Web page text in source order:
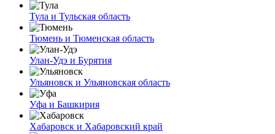
Тула и Тульская область
Тюмень и Тюменская область
Улан-Удэ и Бурятия
Ульяновск и Ульяновская область
Уфа и Башкирия
Хабаровск и Хабаровский край